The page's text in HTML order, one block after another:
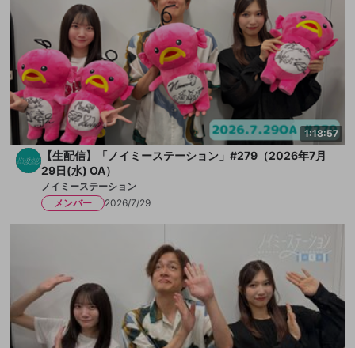
1:18:57
【生配信】「ノイミーステーション」#279（2026年7月
29日(水) OA）
ノイミーステーション
メンバー
2026/7/29